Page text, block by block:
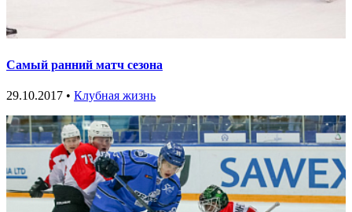
Самый ранний матч сезона
29.10.2017 • Клубная жизнь